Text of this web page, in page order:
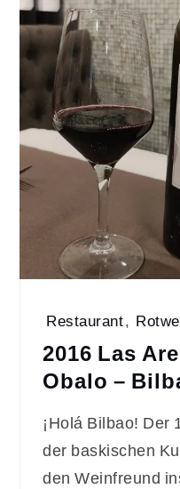
Restaurant,
2016 Las
Obalo –
¡Holá Bilbao! Der
der baskischen
den Weinfreund